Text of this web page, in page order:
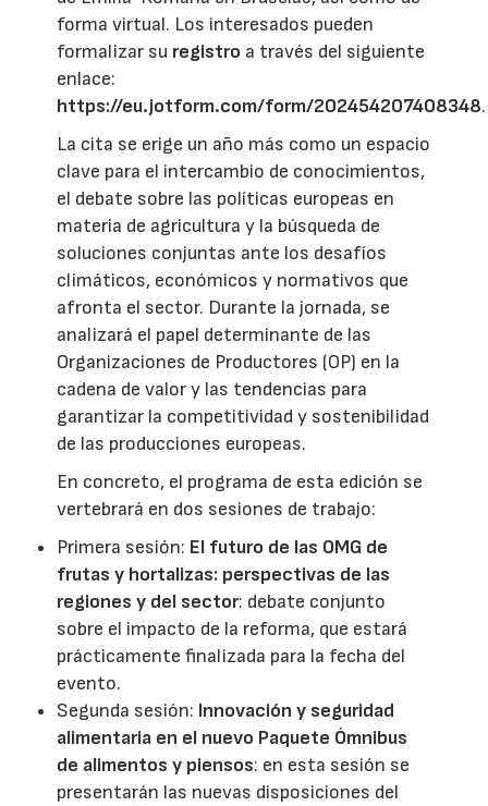
forma virtual. Los interesados pueden
formalizar su registro a través del siguiente
enlace:
https://eu.jotform.com/form/202454207408348.
La cita se erige un año más como un espacio
clave para el intercambio de conocimientos,
el debate sobre las políticas europeas en
materia de agricultura y la búsqueda de
soluciones conjuntas ante los desafíos
climáticos, económicos y normativos que
afronta el sector. Durante la jornada, se
analizará el papel determinante de las
Organizaciones de Productores (OP) en la
cadena de valor y las tendencias para
garantizar la competitividad y sostenibilidad
de las producciones europeas.
En concreto, el programa de esta edición se
vertebrará en dos sesiones de trabajo:
Primera sesión: El futuro de las OMG de
frutas y hortalizas: perspectivas de las
regiones y del sector: debate conjunto
sobre el impacto de la reforma, que estará
prácticamente finalizada para la fecha del
evento.
Segunda sesión: Innovación y seguridad
alimentaria en el nuevo Paquete Ómnibus
de alimentos y piensos: en esta sesión se
presentarán las nuevas disposiciones del